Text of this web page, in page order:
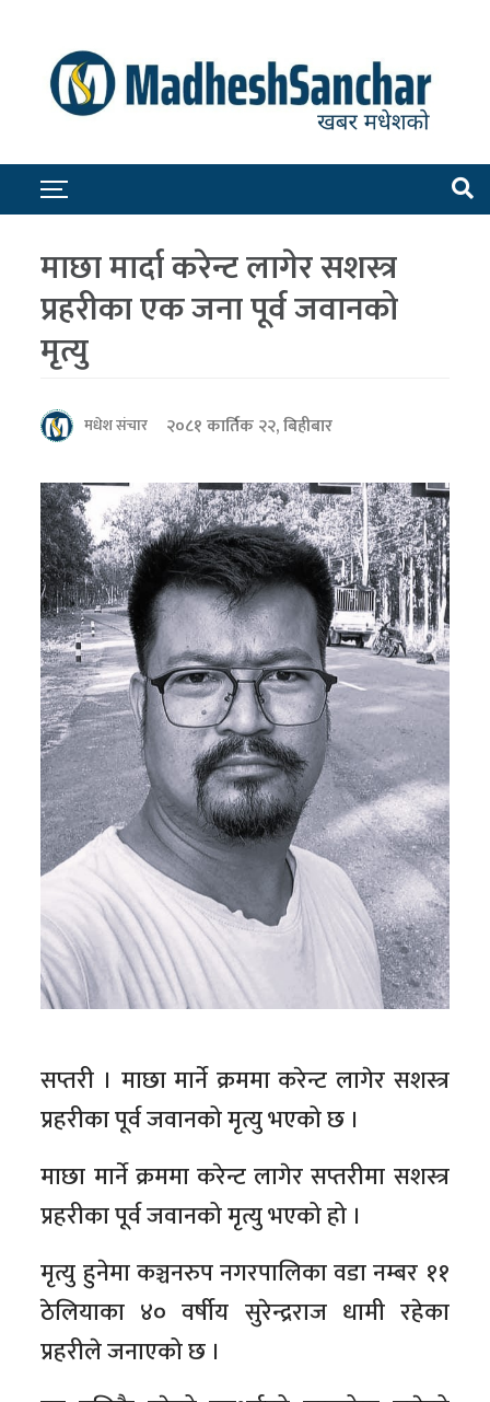
माछा मार्दा करेन्ट लागेर सशस्त्र
प्रहरीका एक जना पूर्व जवानको
मृत्यु
मधेश संचार २०८१ कार्तिक २२, बिहीबार
सप्तरी । माछा मार्ने क्रममा करेन्ट लागेर सशस्त्र
प्रहरीका पूर्व जवानको मृत्यु भएको छ ।
माछा मार्ने क्रममा करेन्ट लागेर सप्तरीमा सशस्त्र
प्रहरीका पूर्व जवानको मृत्यु भएको हो ।
मृत्यु हुनेमा कञ्चनरुप नगरपालिका वडा नम्बर ११
ठेलियाका ४० वर्षीय सुरेन्द्रराज धामी रहेका
प्रहरीले जनाएको छ ।